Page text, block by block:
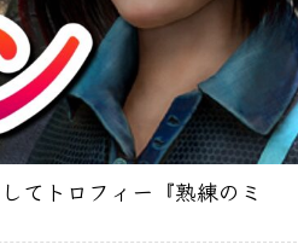
てトロフィー『熟練のミ